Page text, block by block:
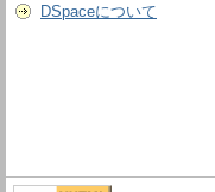
DSpaceについて